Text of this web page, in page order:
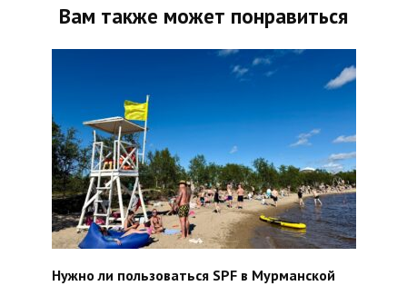
Вам также может понравиться
Нужно ли пользоваться SPF в Мурманской